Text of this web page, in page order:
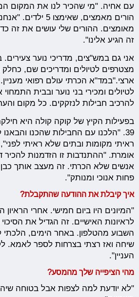
עם אחיה. "מי שהכיר לנו את המקום
מאומצים. ההורים שלי עושים את זה
זה הגיע אלינו".
אני גם במש"צים, מדריכי נוער צעירים.
מצטרפים לטיולים ומדריכים שם, כחלק
ארצי."במד"א הכרתי עולם רפואי
לטיולים ומכירי בני נוער ובבית
להרכיב חבילות לנזקקים. כל מקום
בפעילות הקיץ של קוקה קולה היא
39. "הלכנו עם החבילות שהכנו
ראיתי מקומות ובתים שלא ראיתי
אומרת. "ההתנדבות זו הזדמנות
אנשים שלא הכרתי. זה מעצב אותך
פחות אנוכי ומנותק".
איך קיבלת את ההודעה שהתקבלת?
"המיונים היו ביום חמישי. אחרי
לראיונות האישיים. זה הגדיל את הסיכוי
השבוע מהטלפון. באחר הימים, הלכתי
שיחה ואז רצתי בצרחות לספר לאמא.
העניין".
מהי הציפייה שלך מהמסע?
"לא יודעת למה לצפות אבל בטוחה